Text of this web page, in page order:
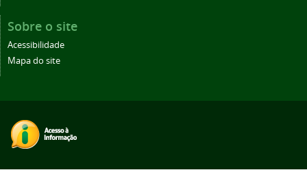
Sobre o site
Acessibilidade
Mapa do site